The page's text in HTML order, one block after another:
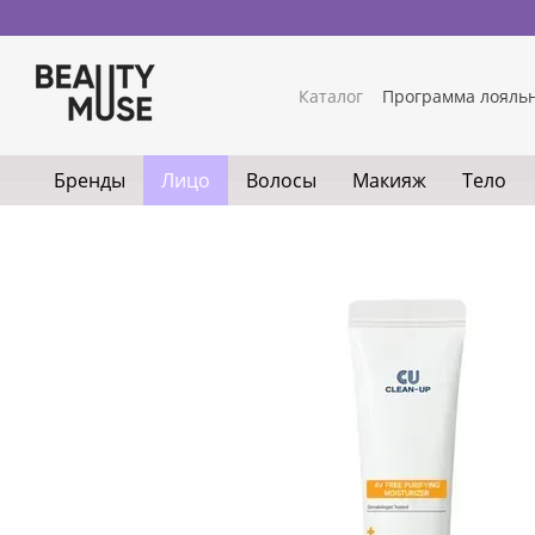
Каталог Программа
Бренды Лицо Волосы Макияж Тело